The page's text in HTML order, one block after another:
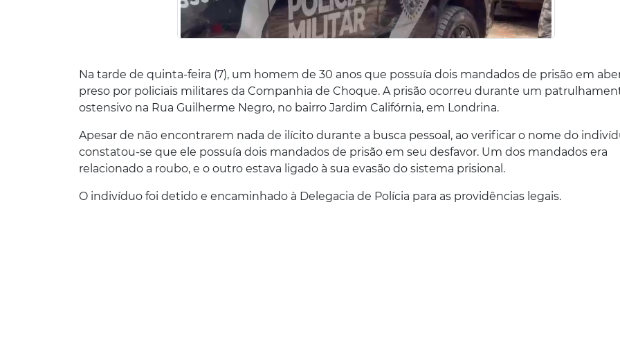
Na tarde de quinta-feira (7), um homem de 30 anos que possuía dois mandados de prisão em
preso por policiais militares da Companhia de Choque. A prisão ocorreu durante um
ostensivo na Rua Guilherme Negro, no bairro Jardim Califórnia, em Londrina.
Apesar de não encontrarem nada de ilícito durante a busca pessoal, ao verificar o nome do
constatou-se que ele possuía dois mandados de prisão em seu desfavor. Um dos mandados era
relacionado a roubo, e o outro estava ligado à sua evasão do sistema prisional.
O indivíduo foi detido e encaminhado à Delegacia de Polícia para as providências legais.